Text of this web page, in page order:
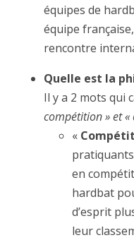
équipes de
équipe
rencontre
Quelle est la
Il y a 2 mots qui
compétition » et «
«
en
hardbat
d’esprit
leur